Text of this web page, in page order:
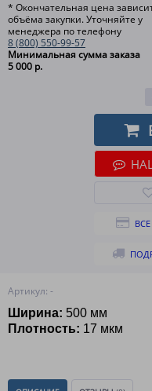
Артикул: -
Ширина: 500 мм
Плотность: 17 мкм
* Окончательная цена
объёма закупки. Уточняйте у
менеджера по телефону
8 (800) 550-99-57
Минимальная сумма заказа
5 000 р.